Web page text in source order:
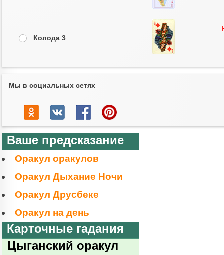
Колода 3
Мы в социальных сетях
Ваше предсказание
Оракул оракулов
Оракул Дыхание Ночи
Оракул Друсбеке
Оракул на день
Карточные гадания
Цыганский оракул